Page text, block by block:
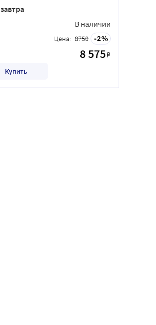
завтра
В наличии
Цена: 8750 2
8 575₽
Купить